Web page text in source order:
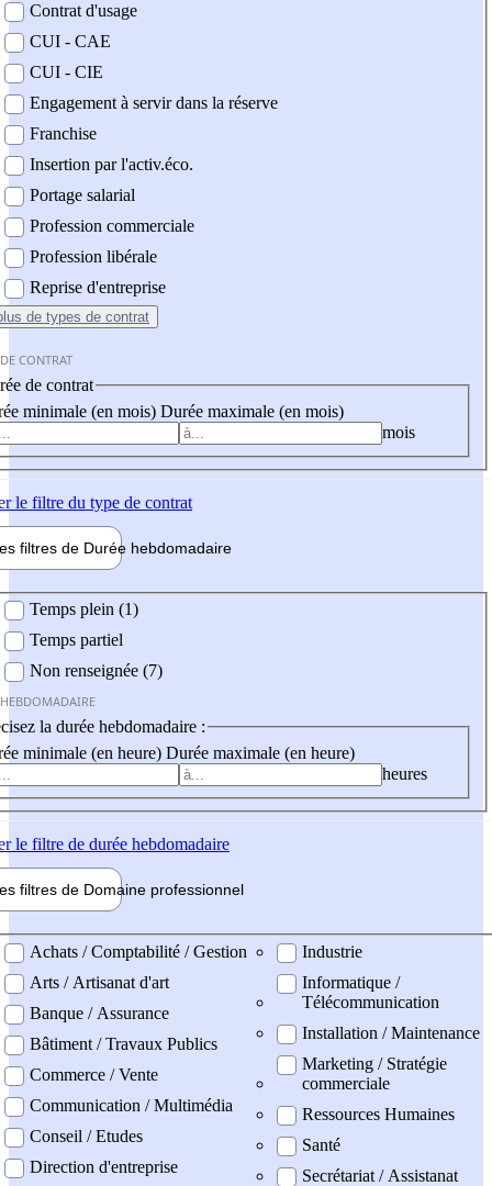
Contrat d'usage
CUI - CAE
CUI - CIE
Engagement à servir dans la réserve
Franchise
Insertion par l'activ.éco.
Portage salarial
Profession commerciale
Profession libérale
Reprise d'entreprise
de types de contrat
CONTRAT
de contrat
minimale (en mois) Durée maximale (en mois)
mois
le filtre du type de contrat
filtres de Durée hebdomadaire
Temps plein (1)
Temps partiel
Non renseignée (7)
la durée hebdomadaire :
minimale (en heure) Durée maximale (en heure)
heures
le filtre de durée hebdomadaire
filtres de Domaine professionnel
professionel
Achats / Comptabilité / Gestion
Arts / Artisanat d'art
Banque / Assurance
Bâtiment / Travaux Publics
Commerce / Vente
Communication / Multimédia
Conseil / Etudes
Direction d'entreprise
Industrie
Informatique /
Télécommunication
Installation / Maintenance
Marketing / Stratégie
commerciale
Ressources Humaines
Santé
Secrétariat / Assistanat